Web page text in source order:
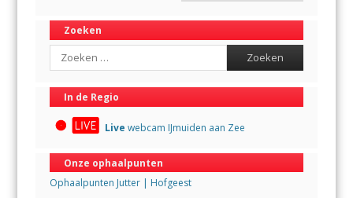
Zoeken
Search
In de Regio
Live webcam IJmuiden aan Zee
Onze ophaalpunten
Ophaalpunten Jutter | Hofgeest